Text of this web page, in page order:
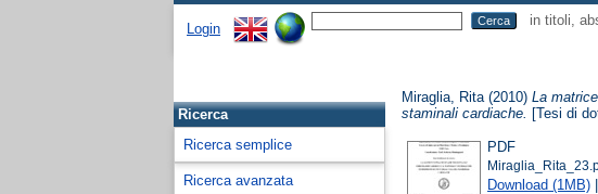
Login
in titoli,
Ricerca
Ricerca semplice
Ricerca avanzata
Miraglia, Rita (2010)La
staminali cardiache.
[Tesi di
PDF
Download (1MB)